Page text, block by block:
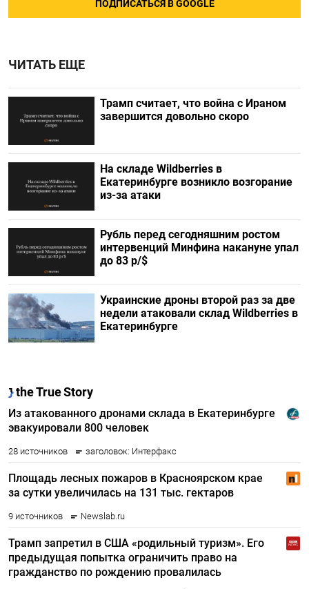
ПОДПИСАТЬСЯ В GOOGLE
ЧИТАТЬ ЕЩЕ
Трамп считает, что война с Ираном
завершится довольно скоро
На складе Wildberries в
Екатеринбурге возникло возгорание
из-за атаки
Рубль перед сегодняшним ростом
интервенций Минфина накануне упал
до 83 р/$
Украинские дроны второй раз за две
недели атаковали склад Wildberries в
Екатеринбурге